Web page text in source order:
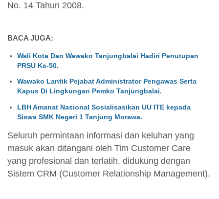
No. 14 Tahun 2008.
BACA JUGA:
Wali Kota Dan Wawako Tanjungbalai Hadiri Penutupan
PRSU Ke-50.
Wawako Lantik Pejabat Administrator Pengawas Serta
Kapus Di Lingkungan Pemko Tanjungbalai.
LBH Amanat Nasional Sosialisasikan UU ITE kepada
Siswa SMK Negeri 1 Tanjung Morawa.
Seluruh permintaan informasi dan keluhan yang
masuk akan ditangani oleh Tim Customer Care
yang profesional dan terlatih, didukung dengan
Sistem CRM (Customer Relationship Management).